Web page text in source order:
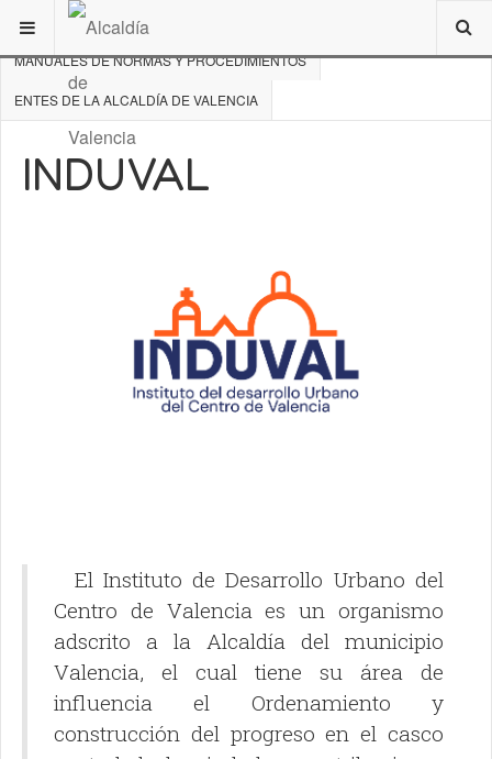
ESTÁ AQUÍ: DE INTERÉS
MANUALES DE NORMAS Y PROCEDIMIENTOS
ENTES DE LA ALCALDÍA DE VALENCIA
INDUVAL
El Instituto de Desarrollo Urbano del
Centro de Valencia es un organismo
adscrito a la Alcaldía del municipio
Valencia, el cual tiene su área de
influencia el Ordenamiento y
construcción del progreso en el casco